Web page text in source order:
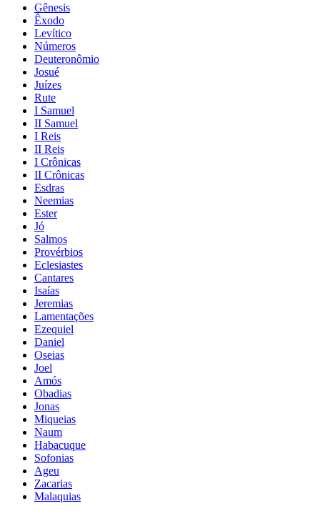
Gênesis
Êxodo
Levítico
Números
Deuteronômio
Josué
Juízes
Rute
I Samuel
II Samuel
I Reis
II Reis
I Crônicas
II Crônicas
Esdras
Neemias
Ester
Jó
Salmos
Provérbios
Eclesiastes
Cantares
Isaías
Jeremias
Lamentações
Ezequiel
Daniel
Oseias
Joel
Amós
Obadias
Jonas
Miqueias
Naum
Habacuque
Sofonias
Ageu
Zacarias
Malaquias